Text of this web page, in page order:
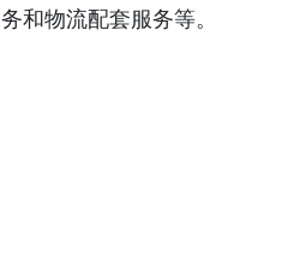
务和物流配套服务等。